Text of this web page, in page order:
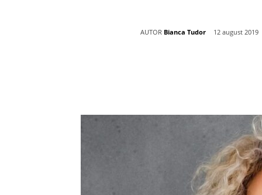
AUTOR Bianca Tudor 12 august 2019